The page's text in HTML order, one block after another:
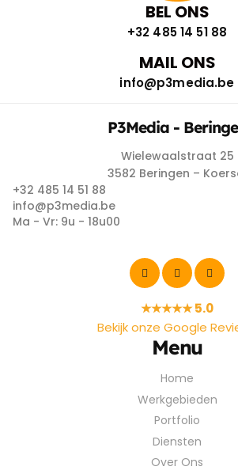
BEL ONS
+32 485 14 51 88
MAIL ONS
info@p3media.be
P3Media -
Wielewaalstraat 25
3582 Beringen –
+32 485 14 51 88
info@p3media.be
Ma - Vr: 9u - 18u00
★★★★★ 5.0
Bekijk onze Google
Menu
Home
Werkgebieden
Portfolio
Diensten
Over Ons